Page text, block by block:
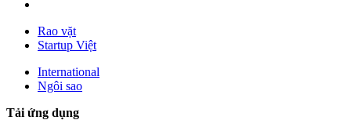
Rao vặt
Startup Việt
International
Ngôi sao
Tải ứng dụng